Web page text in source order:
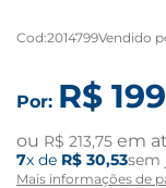
Cod:2014799Vendido
Por: R$ 199
ou R$ 213,75 em
7x de R$ 30,53sem
Mais informações de